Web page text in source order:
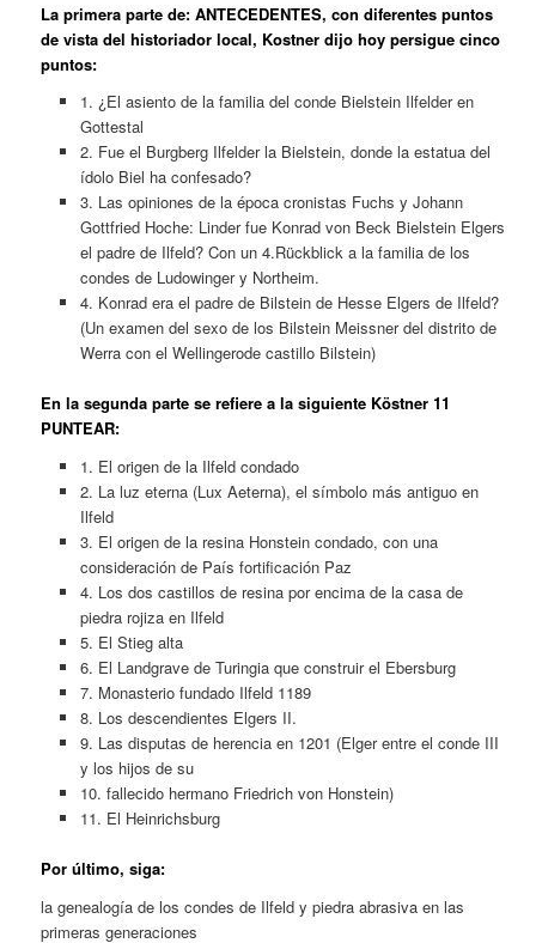
La primera parte de: ANTECEDENTES, con diferentes puntos
de vista del historiador local, Kostner dijo hoy persigue cinco
puntos:
1. ¿El asiento de la familia del conde Bielstein Ilfelder en
Gottestal
2. Fue el Burgberg Ilfelder la Bielstein, donde la estatua del
ídolo Biel ha confesado?
3. Las opiniones de la época cronistas Fuchs y Johann
Gottfried Hoche: Linder fue Konrad von Beck Bielstein Elgers
el padre de Ilfeld? Con un 4.Rückblick a la familia de los
condes de Ludowinger y Northeim.
4. Konrad era el padre de Bilstein de Hesse Elgers de Ilfeld?
(Un examen del sexo de los Bilstein Meissner del distrito de
Werra con el Wellingerode castillo Bilstein)
En la segunda parte se refiere a la siguiente Köstner 11
PUNTEAR:
1. El origen de la Ilfeld condado
2. La luz eterna (Lux Aeterna), el símbolo más antiguo en
Ilfeld
3. El origen de la resina Honstein condado, con una
consideración de País fortificación Paz
4. Los dos castillos de resina por encima de la casa de
piedra rojiza en Ilfeld
5. El Stieg alta
6. El Landgrave de Turingia que construir el Ebersburg
7. Monasterio fundado Ilfeld 1189
8. Los descendientes Elgers II.
9. Las disputas de herencia en 1201 (Elger entre el conde III
y los hijos de su
10. fallecido hermano Friedrich von Honstein)
11. El Heinrichsburg
Por último, siga:
la genealogía de los condes de Ilfeld y piedra abrasiva en las
primeras generaciones